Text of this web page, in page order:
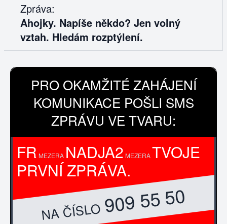
Zpráva:
Ahojky. Napíše někdo? Jen volný
vztah. Hledám rozptýlení.
PRO OKAMŽITÉ ZAHÁJENÍ
KOMUNIKACE POŠLI SMS
ZPRÁVU VE TVARU:
FR MEZERA NADJA2 MEZERATVOJE
PRVNÍ ZPRÁVA.
NA ČÍSLO909 55 50